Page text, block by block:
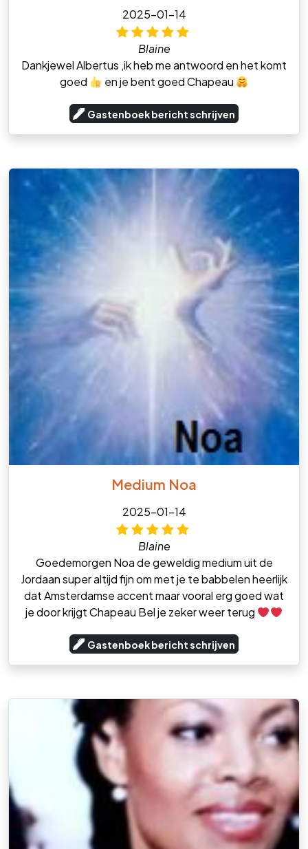
2025-01-14
Blaine
Dankjewel Albertus ,ik heb me antwoord en het komt
goed
en je bent goed Chapeau
Gastenboek bericht schrijven
Medium Noa
2025-01-14
Blaine
Goedemorgen Noa de geweldig medium uit de
Jordaan super altijd fijn om met je te babbelen heerlijk
dat Amsterdamse accent maar vooral erg goed wat
je door krijgt Chapeau Bel je zeker weer terug
Gastenboek bericht schrijven